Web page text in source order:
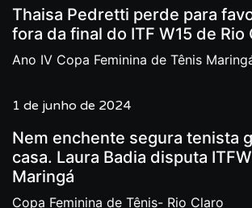
Thaisa Pedretti perde para
fora da final do ITF W15 de Rio
Ano IV Copa Feminina de Tênis
1 de junho de 2024
Nem enchente segura tenista
casa. Laura Badia disputa
Maringá
Copa Feminina de Tênis- Rio Claro